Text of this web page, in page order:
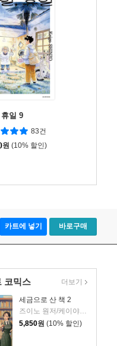
일 9
83건
원 (10% 할인)
카트에 넣기 바로구매
코믹스
세금으로 산 책 2
즈이노 원저/케이야마 케이 글,그림/신예림 역
5,850원 (10% 할인)
더보기